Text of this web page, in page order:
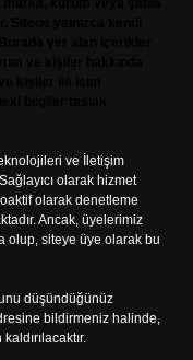
ve İletişim
olarak hizmet
olarak denetleme
Ancak, üyelerimiz
olup, siteye üye olarak bu
düşündüğünüz
bildirmeniz halinde,